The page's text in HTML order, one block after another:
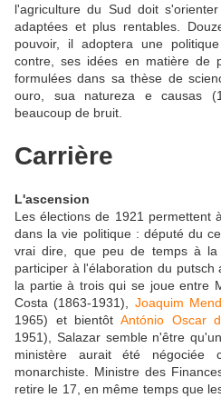
l'agriculture du Sud doit
adaptées et plus rentables.
pouvoir, il adoptera une
contre, ses idées en matière de
formulées dans sa thèse de
ouro, sua natureza e causas
beaucoup de bruit.
Carrière
L'ascension
Les élections de 1921 permettent
dans la vie politique : député du
vrai dire, que peu de temps à
participer à l'élaboration du putsch
la partie à trois qui se joue entre
Costa (1863-1931), Joaquim
1965) et bientôt António Oscar
1951), Salazar semble n'être
ministère aurait été négociée
monarchiste. Ministre des
retire le 17, en même temps que